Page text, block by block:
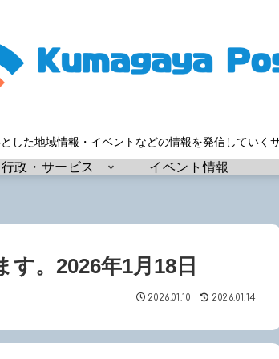
した地域情報・イベントなどの情報を発信していくサ
行政・サービス イベント情報
。2026年1月18日
2026.01.10 2026.01.14